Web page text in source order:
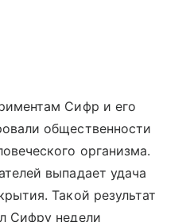
Сифр и его
общественности
организма.
выпадает удача
Такой результат
Сифру недели